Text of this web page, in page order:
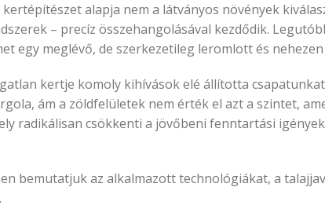
alapja nem a látványos növények
– precíz összehangolásával kezdődik.
egy meglévő, de szerkezetileg leromlott és
kertje komoly kihívások elé állította
ám a zöldfelületek nem érték el azt a szintet,
radikálisan csökkenti a jövőbeni fenntartási
bemutatjuk az alkalmazott technológiákat, a